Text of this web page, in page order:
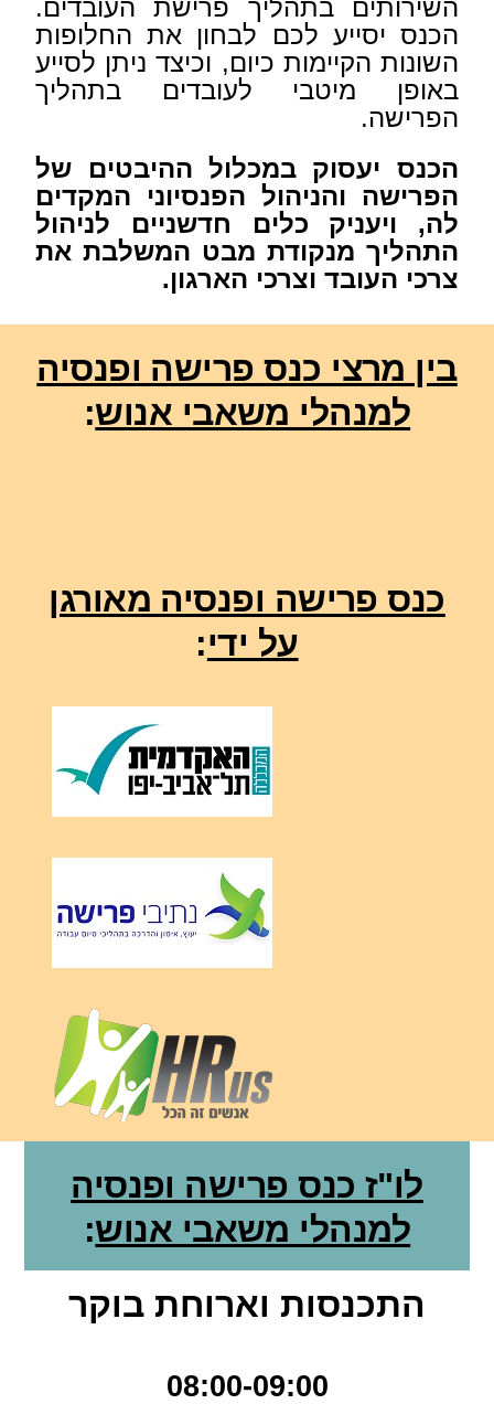
השירותים בתהליך פרישת העובדים.
הכנס יסייע לכם לבחון את החלופות
השונות הקיימות כיום, וכיצד ניתן לסייע
באופן מיטבי לעובדים בתהליך
הפרישה.
הכנס יעסוק במכלול ההיבטים של
הפרישה והניהול הפנסיוני המקדים
לה, ויעניק כלים חדשניים לניהול
התהליך מנקודת מבט המשלבת את
צרכי העובד וצרכי הארגון.
בין מרצי כנס פרישה ופנסיה
למנהלי משאבי אנוש:
כנס פרישה ופנסיה מאורגן
על ידי:
לו"ז כנס פרישה ופנסיה
למנהלי משאבי אנוש:
התכנסות וארוחת בוקר
08:00-09:00